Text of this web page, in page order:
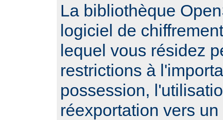
La bibliothèque
logiciel de
lequel vous résidez
restrictions à
possession,
réexportation vers